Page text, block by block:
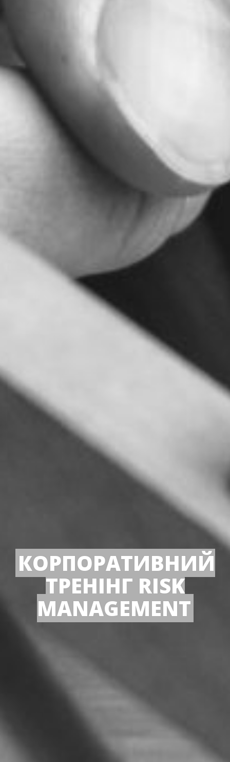
КОРПОРАТИВНИЙ
ТРЕНІНГ RISK
MANAGEMENT